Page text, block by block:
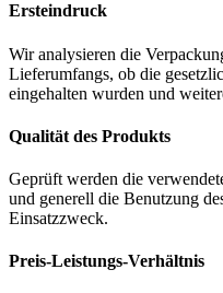
Ersteindruck
Wir analysieren die
Lieferumfangs, ob die
eingehalten wurden und
Qualität des Produkts
Geprüft werden die
und generell die Benutzung
Einsatzzweck.
Preis-Leistungs-Verhältnis